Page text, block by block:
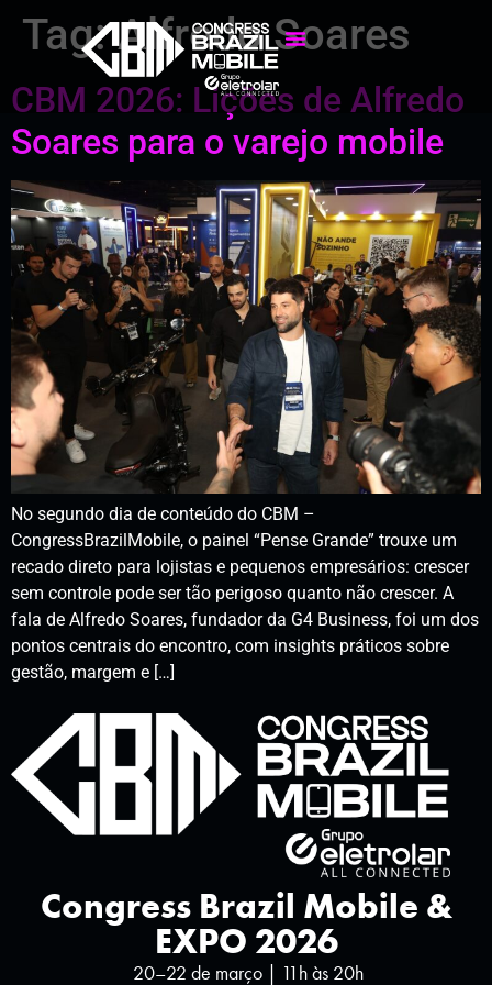
Tag:Alfredo Soares
CBM 2026: Lições de Alfredo
Soares para o varejo mobile
No segundo dia de conteúdo do CBM –
CongressBrazilMobile, o painel “Pense Grande” trouxe um
recado direto para lojistas e pequenos empresários: crescer
sem controle pode ser tão perigoso quanto não crescer. A
fala de Alfredo Soares, fundador da G4 Business, foi um dos
pontos centrais do encontro, com insights práticos sobre
gestão, margem e […]
Congress Brazil Mobile &
EXPO 2026
20–22 de março | 11h às 20h